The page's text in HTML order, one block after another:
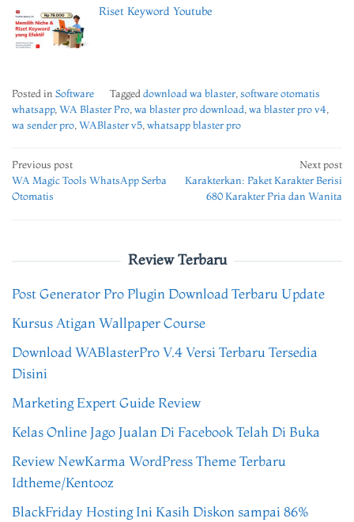
Riset Keyword Youtube
Posted in Software Tagged download wa blaster, software otomatis
whatsapp, WA Blaster Pro wa blaster pro download wa blaster pro v4
wa sender pro WABlaster v5 whatsapp blaster pro
Post
navigation
Previous post
WA Magic Tools WhatsApp Serba
Otomatis
Next post
Karakterkan: Paket Karakter Berisi
680 Karakter Pria dan Wanita
Review Terbaru
Post Generator Pro Plugin Download Terbaru Update
Kursus Atigan Wallpaper Course
Download WABlasterPro V.4 Versi Terbaru Tersedia
Disini
Marketing Expert Guide Review
Kelas Online Jago Jualan Di Facebook Telah Di Buka
Review NewKarma WordPress Theme Terbaru
Idtheme/Kentooz
BlackFriday Hosting Ini Kasih Diskon sampai 86%